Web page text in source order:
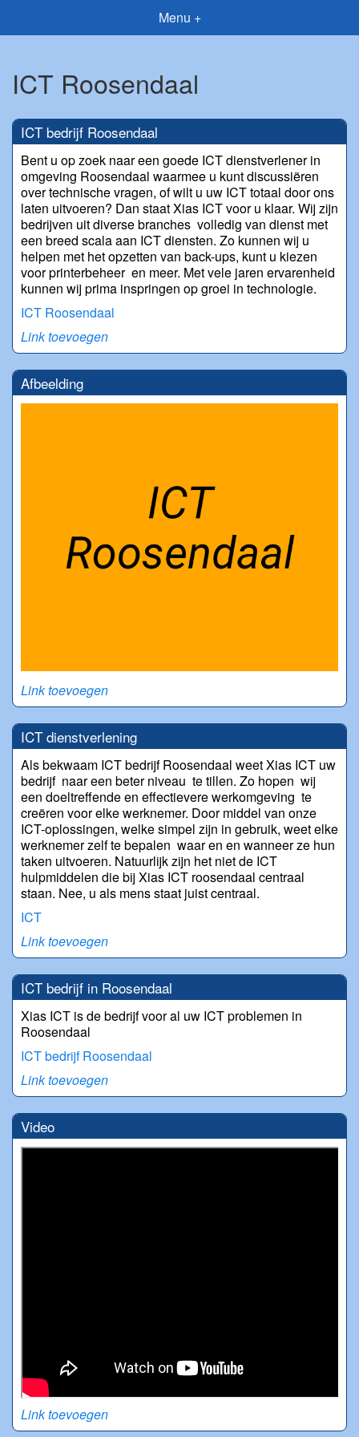
Menu +
ICT Roosendaal
ICT bedrijf Roosendaal
Bent u op zoek naar een goede ICT dienstverlener in
omgeving Roosendaal waarmee u kunt discussiëren
over technische vragen, of wilt u uw ICT totaal door ons
laten uitvoeren? Dan staat Xias ICT voor u klaar. Wij zijn
bedrijven uit diverse branches volledig van dienst met
een breed scala aan ICT diensten. Zo kunnen wij u
helpen met het opzetten van back-ups, kunt u kiezen
voor printerbeheer en meer. Met vele jaren ervarenheid
kunnen wij prima inspringen op groei in technologie.
ICT Roosendaal
Link toevoegen
Afbeelding
Link toevoegen
ICT dienstverlening
Als bekwaam ICT bedrijf Roosendaal weet Xias ICT uw
bedrijf naar een beter niveau te tillen. Zo hopen wij
een doeltreffende en effectievere werkomgeving te
creëren voor elke werknemer. Door middel van onze
ICT-oplossingen, welke simpel zijn in gebruik, weet elke
werknemer zelf te bepalen waar en en wanneer ze hun
taken uitvoeren. Natuurlijk zijn het niet de ICT
hulpmiddelen die bij Xias ICT roosendaal centraal
staan. Nee, u als mens staat juist centraal.
ICT
Link toevoegen
ICT bedrijf in Roosendaal
Xias ICT is de bedrijf voor al uw ICT problemen in
Roosendaal
ICT bedrijf Roosendaal
Link toevoegen
Video
Link toevoegen